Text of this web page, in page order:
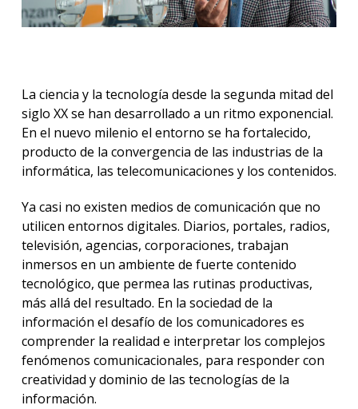
La ciencia y la tecnología desde la segunda mitad del
siglo XX se han desarrollado a un ritmo exponencial.
En el nuevo milenio el entorno se ha fortalecido,
producto de la convergencia de las industrias de la
informática, las telecomunicaciones y los contenidos.
Ya casi no existen medios de comunicación que no
utilicen entornos digitales. Diarios, portales, radios,
televisión, agencias, corporaciones, trabajan
inmersos en un ambiente de fuerte contenido
tecnológico, que permea las rutinas productivas,
más allá del resultado. En la sociedad de la
información el desafío de los comunicadores es
comprender la realidad e interpretar los complejos
fenómenos comunicacionales, para responder con
creatividad y dominio de las tecnologías de la
información.